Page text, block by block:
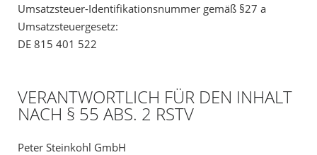
Umsatzsteuer-Identifikationsnummer gemäß §27 a
Umsatzsteuergesetz:
DE 815 401 522
VERANTWORTLICH FÜR DEN INHALT
NACH § 55 ABS. 2 RSTV
Peter Steinkohl GmbH